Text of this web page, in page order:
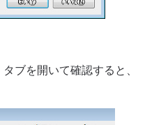
ブを開いて確認すると、